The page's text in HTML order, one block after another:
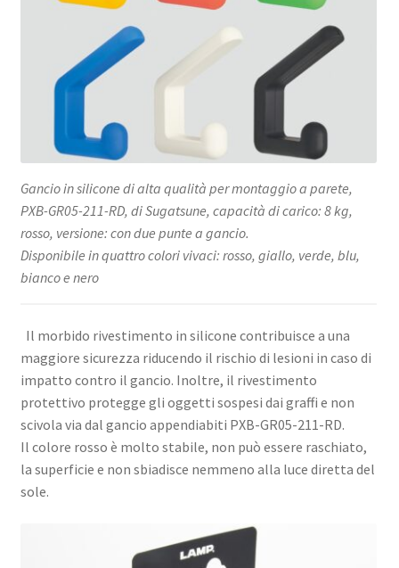
Gancio in silicone di alta qualità per montaggio a parete,
PXB-GR05-211-RD, di Sugatsune, capacità di carico: 8 kg,
rosso, versione: con due punte a gancio.
Disponibile in quattro colori vivaci: rosso, giallo, verde, blu,
bianco e nero
Il morbido rivestimento in silicone contribuisce a una
maggiore sicurezza riducendo il rischio di lesioni in caso di
impatto contro il gancio. Inoltre, il rivestimento
protettivo protegge gli oggetti sospesi dai graffi e non
scivola via dal gancio appendiabiti PXB-GR05-211-RD.
Il colore rosso è molto stabile, non può essere raschiato,
la superficie e non sbiadisce nemmeno alla luce diretta del
sole.